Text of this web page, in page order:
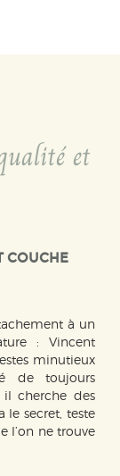
et
COUCHE
à un
: Vincent
minutieux
de toujours
il cherche des
le secret, teste
l’on ne trouve